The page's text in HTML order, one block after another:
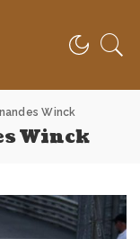
Winck
Winck